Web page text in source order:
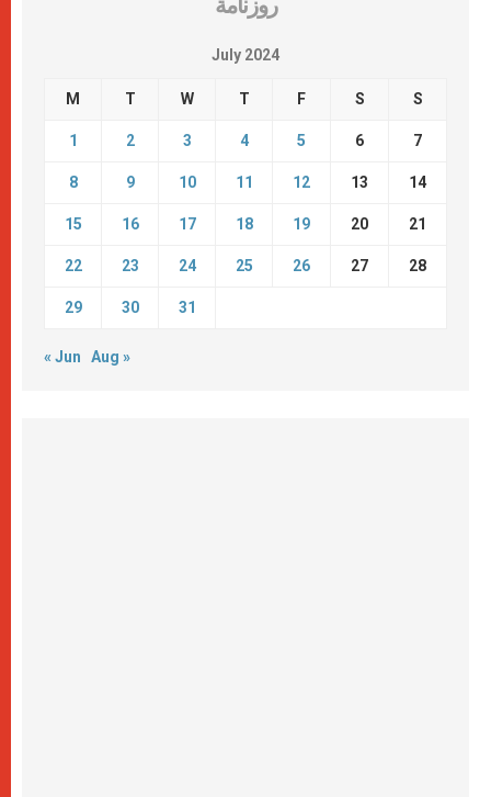
روزنامة
July 2024
M T W T F S S
1 2 3 4 5 6 7
8 9 10 11 12 13 14
15 16 17 18 19 20 21
22 23 24 25 26 27 28
29 30 31
« Jun Aug »